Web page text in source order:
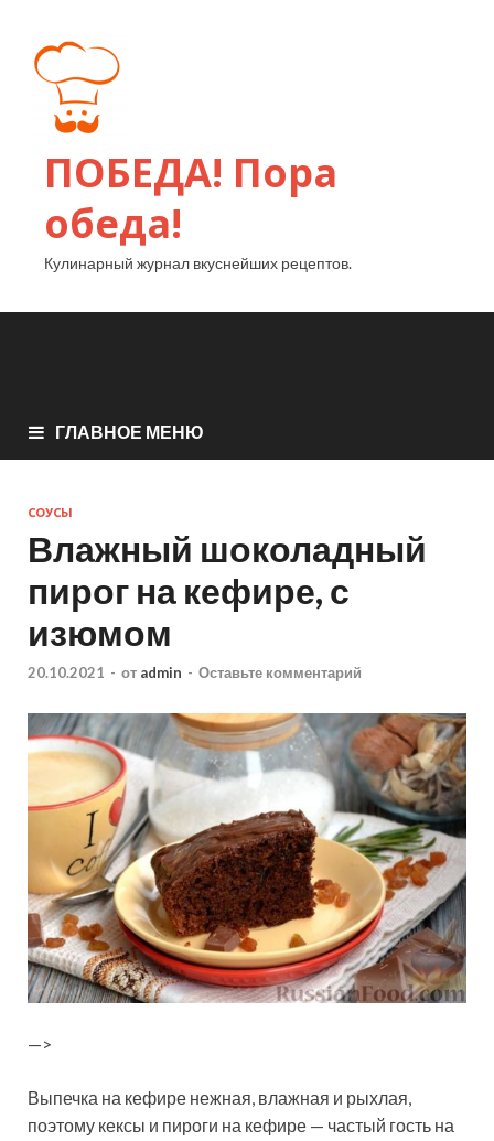
ПОБЕДА! Пора
обеда!
Кулинарный журнал вкуснейших рецептов.
ГЛАВНОЕ МЕНЮ
СОУСЫ
Влажный шоколадный
пирог на кефире, с
изюмом
20.10.2021 - от admin - Оставьте комментарий
—>
Выпечка на кефире нежная, влажная и рыхлая,
поэтому кексы и пироги на кефире — частый гость на